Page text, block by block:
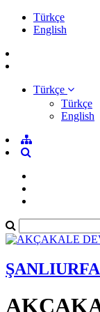
Türkçe
English
Türkçe
Türkçe
English